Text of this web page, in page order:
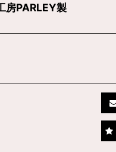
房PARLEY製